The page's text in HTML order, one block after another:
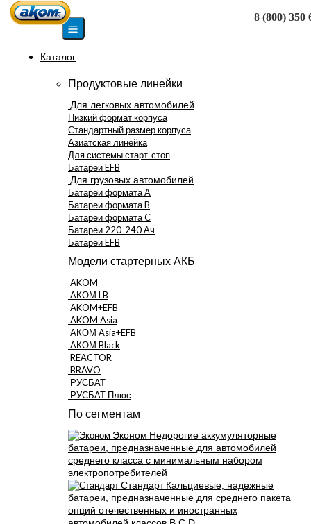
Москва 8 (800) 350
Каталог
Продуктовые линейки
Для легковых автомобилей
Низкий формат корпуса
Стандартный размер корпуса
Азиатская линейка
Для системы старт-стоп
Батареи EFB
Для грузовых автомобилей
Батареи формата А
Батареи формата B
Батареи формата C
Батареи 220-240 Ач
Батареи EFB
Модели стартерных АКБ
AKOM
АКОМ LB
AKOM+EFB
AKOM Asia
АКОМ Asia+EFB
АКОМ Black
REACTOR
BRAVO
РУСБАТ
РУСБАТ Плюс
По сегментам
Эконом Недорогие аккумуляторные
батареи, предназначенные для автомобилей
среднего класса с минимальным набором
электропотребителей
Стандарт Кальциевые, надежные
батареи, предназначенные для среднего пакета
опций отечественных и иностранных